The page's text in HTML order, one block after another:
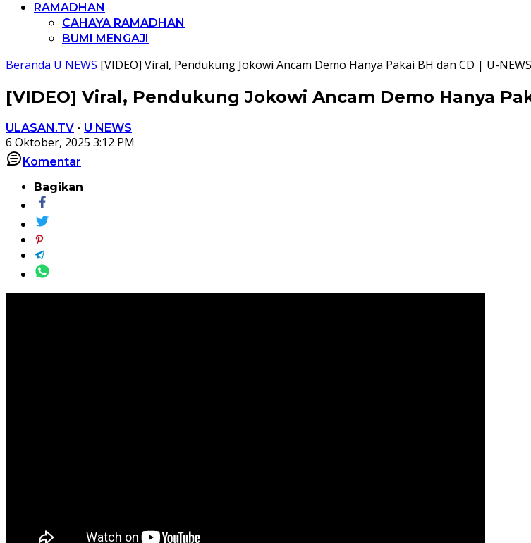
RAMADHAN
CAHAYA RAMADHAN
BUMI MENGAJI
Beranda U NEWS [VIDEO] Viral, Pendukung Jokowi Ancam Demo Hanya Pakai BH dan CD | U-NEWS
[VIDEO] Viral, Pendukung Jokowi Ancam Demo Hanya
ULASAN.TV - U NEWS
6 Oktober, 2025 3:12 PM
Komentar
Bagikan